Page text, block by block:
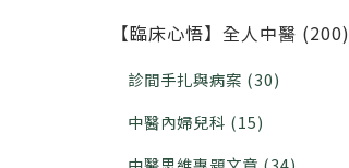
【臨床心悟】全人中醫 (200)
診間手扎與病案 (30)
中醫內婦兒科 (15)